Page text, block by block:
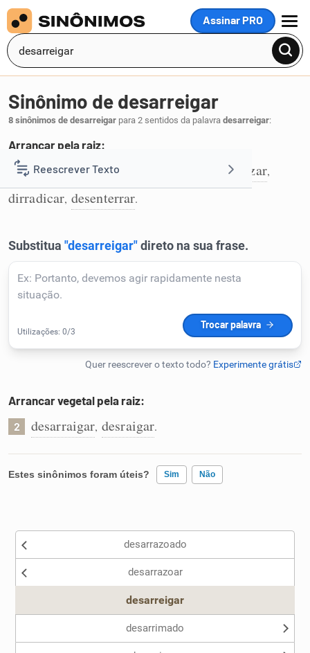
Assinar PRO
MENU
Reescrever Texto
Resumir Texto
Corrigir Texto
Detector de IA
Humanizador de IA
Cata-letras
Conexões
Caça-palavras
Dicionário
Sinônimo de desarreigar
8 sinônimos de desarreigar para 2 sentidos da palavra desarreigar:
Arrancar pela raiz:
1 erradicar,arrancar desraizar,
dirradicar, desenterrar.
Arrancar vegetal pela raiz:
2 desarraigar, desraigar.
Estes sinônimos foram úteis? Sim Não
Nenhum dos sinônimos apresentados me ajudou
desarrazoado
desarrazoar
desarreigar
desarrimado